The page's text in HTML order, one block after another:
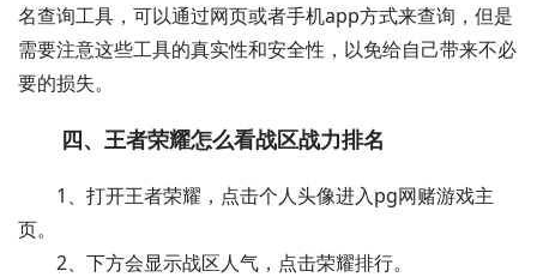
名查询工具，可以通过网页或者手机app方式来查询，但是
需要注意这些工具的真实性和安全性，以免给自己带来不必
要的损失。
四、王者荣耀怎么看战区战力排名
1、打开王者荣耀，点击个人头像进入pg网赌游戏主
页。
2、下方会显示战区人气，点击荣耀排行。